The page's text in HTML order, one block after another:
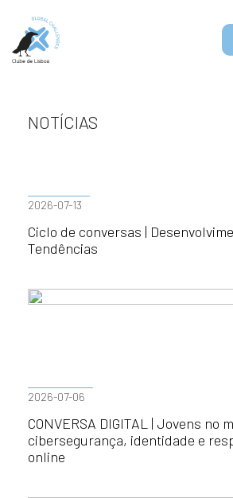
NOTÍCIAS
2026-07-13
Ciclo de conversas |
Tendências
2026-07-06
CONVERSA DIGITAL | Jovens no
cibersegurança, identidade e
online